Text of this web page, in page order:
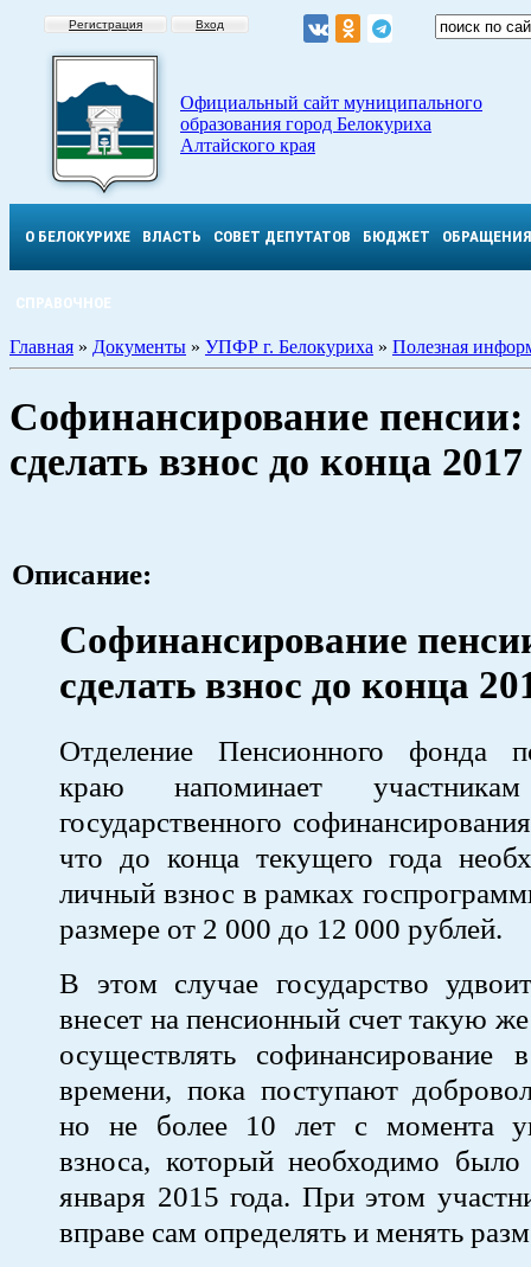
Регистрация Вход
Официальный сайт муниципального
образования город Белокуриха
Алтайского края
О БЕЛОКУРИХЕ ВЛАСТЬ СОВЕТ ДЕПУТАТОВ БЮДЖЕТ ОБРАЩЕНИЯ
СПРАВОЧНОЕ
Главная » Документы » УПФР г. Белокуриха » Полезная
Софинансирование пенсии:
сделать взнос до конца 2017
Описание:
Софинансирование
сделать взнос до конца
Отделение Пенсионного фонда
краю напоминает
государственного
что до конца текущего года
личный взнос в рамках
размере от 2 000 до 12 000 рублей.
В этом случае государство
внесет на пенсионный счет такую
осуществлять софинансирование
времени, пока поступают
но не более 10 лет с момента
взноса, который необходимо
января 2015 года. При этом
вправе сам определять и менять